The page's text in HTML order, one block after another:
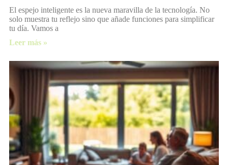
El espejo inteligente es la nueva maravilla de la tecnología. No
solo muestra tu reflejo sino que añade funciones para simplificar
tu día. Vamos a
Leer más »